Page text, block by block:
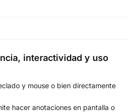
interactividad y uso
y mouse o bien directamente
hacer anotaciones en pantalla o